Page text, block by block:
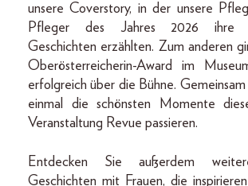
unsere Coverstory, in der unsere
Pfleger des Jahres 2026 ihre
Geschichten erzählten. Zum anderen
Oberösterreicherin-Award im
erfolgreich über die Bühne. Gemeinsam
einmal die schönsten Momente
Veranstaltung Revue passieren.
Entdecken Sie außerdem
Geschichten mit Frauen, die